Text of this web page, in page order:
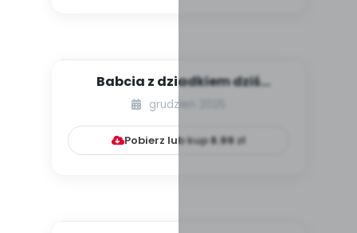
Babcia z dziadkiem dziś
świętują
grudzień 2025
Pobierz lub kup8.99 zł